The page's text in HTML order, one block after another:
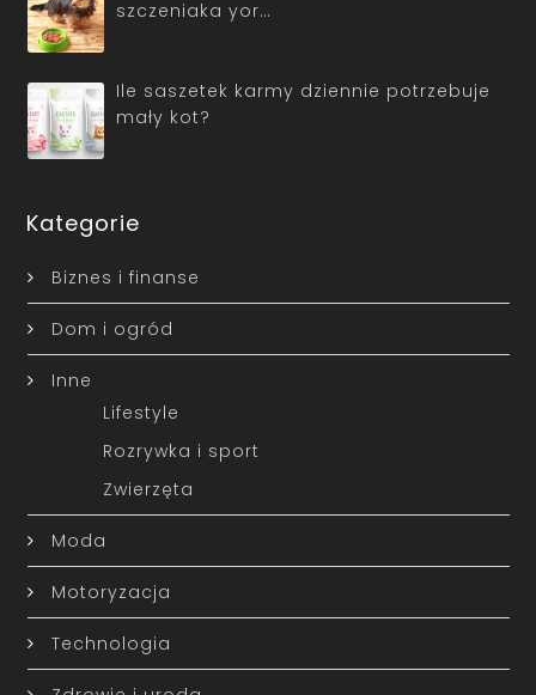
szczeniaka yor…
Ile saszetek karmy dziennie potrzebuje
mały kot?
Kategorie
Biznes i finanse
Dom i ogród
Inne
Lifestyle
Rozrywka i sport
Zwierzęta
Moda
Motoryzacja
Technologia